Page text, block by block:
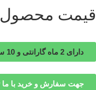
قیمت
دارای 2 ماه گارانتی و 10 سال خدمات پس از فروش
جهت سفارش و خرید با ما